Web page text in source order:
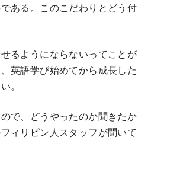
ある。このこだわりとどう付
るようにならないってことが
英語学び始めてから成長した
。
で、どうやったのか聞きたか
ィリピン人スタッフが聞いて